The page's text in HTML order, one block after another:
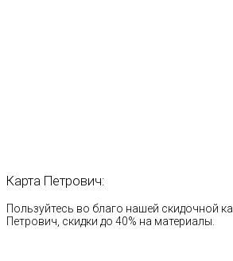
Карта Петрович:
Пользуйтесь во благо нашей скидочной
Петрович, скидки до 40% на материалы.